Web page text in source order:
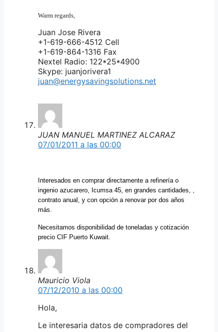
Warm regards,
Juan Jose Rivera
+1-619-666-4512 Cell
+1-619-864-1316 Fax
Nextel Radio: 122*25*4900
Skype: juanjorivera1
juan@energysavingsolutions.net
JUAN MANUEL MARTINEZ ALCARAZ
07/01/2011 a las 00:00
Interesados en comprar directamente a refinería o
ingenio azucarero, Icumsa 45, en grandes cantidades, ,
contrato anual, y con opción a renovar por dos años
más.
Necesitamos disponibilidad de toneladas y cotización
precio CIF Puerto Kuwait.
Mauricio Viola
07/12/2010 a las 00:00
Hola,
Le interesaria datos de compradores del